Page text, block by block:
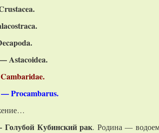
.
.
.
—Astacoidea.
Procambarus.
Голубой Кубинский рак. Родина —